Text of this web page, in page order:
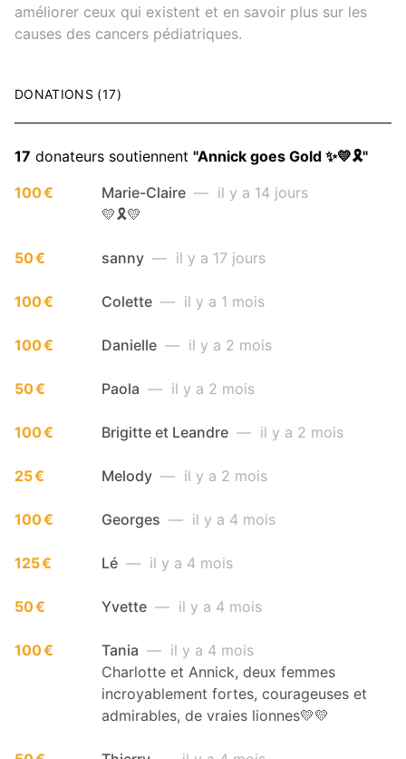
améliorer ceux qui existent et en savoir plus sur les
causes des cancers pédiatriques.
DONATIONS (17)
17 donateurs soutiennent "Annick goes Gold ✨💛🎗️"
100 €
Marie-Claire — il y a 14 jours
💛🎗️💛
50 € sanny — il y a 17 jours
100 € Colette — il y a 1 mois
100 € Danielle — il y a 2 mois
50 € Paola — il y a 2 mois
100 € Brigitte et Leandre — il y a 2 mois
25 € Melody — il y a 2 mois
100 € Georges — il y a 4 mois
125 € Lé — il y a 4 mois
50 € Yvette — il y a 4 mois
100 € Tania — il y a 4 mois
Charlotte et Annick, deux femmes
incroyablement fortes, courageuses et
admirables, de vraies lionnes💛💛